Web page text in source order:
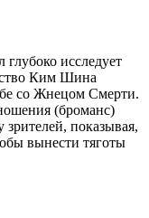
исследует
Ким Шина
со Жнецом Смерти.
(броманс)
показывая,
вынести тяготы